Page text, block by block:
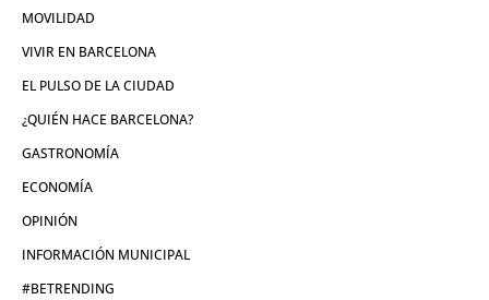
MOVILIDAD
VIVIR EN BARCELONA
EL PULSO DE LA CIUDAD
¿QUIÉN HACE BARCELONA?
GASTRONOMÍA
ECONOMÍA
OPINIÓN
INFORMACIÓN MUNICIPAL
#BETRENDING